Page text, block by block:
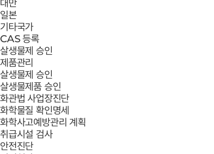
대만
일본
기타국가
CAS 등록
살생물제 승인
제품관리
살생물제 승인
살생물제품 승인
화관법 사업장진단
화학물질 확인명세
화학사고예방관리 계획
취급시설 검사
안전진단